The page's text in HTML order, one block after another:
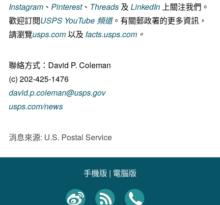
Instagram、 Pinterest、 Threads及 LinkedIn上關注我們。
歡迎訂閱USPS YouTube 頻道。有關郵政署的更多資訊，
請瀏覽usps.com以及 facts.usps.com。
聯絡方式：David P. Coleman
(c) 202-425-1476
david.p.coleman@usps.gov
usps.com/news
消息來源: U.S. Postal Service
手機版 | 電腦版